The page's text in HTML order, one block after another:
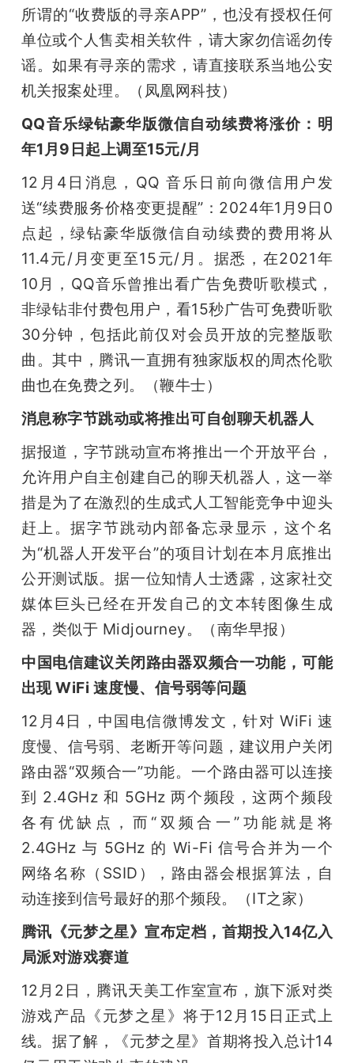
所谓的“收费版的寻亲APP”，也没有授权任何
单位或个人售卖相关软件，请大家勿信谣勿传
谣。如果有寻亲的需求，请直接联系当地公安
机关报案处理。（凤凰网科技）
QQ音乐绿钻豪华版微信自动续费将涨价：明
年1月9日起上调至15元/月
12月4日消息，QQ 音乐日前向微信用户发
送“续费服务价格变更提醒”：2024年1月9日0
点起，绿钻豪华版微信自动续费的费用将从
11.4元/月变更至15元/月。据悉，在2021年
10月，QQ音乐曾推出看广告免费听歌模式，
非绿钻非付费包用户，看15秒广告可免费听歌
30分钟，包括此前仅对会员开放的完整版歌
曲。其中，腾讯一直拥有独家版权的周杰伦歌
曲也在免费之列。（鞭牛士）
消息称字节跳动或将推出可自创聊天机器人
据报道，字节跳动宣布将推出一个开放平台，
允许用户自主创建自己的聊天机器人，这一举
措是为了在激烈的生成式人工智能竞争中迎头
赶上。据字节跳动内部备忘录显示，这个名
为“机器人开发平台”的项目计划在本月底推出
公开测试版。据一位知情人士透露，这家社交
媒体巨头已经在开发自己的文本转图像生成
器，类似于 Midjourney。（南华早报）
中国电信建议关闭路由器双频合一功能，可能
出现 WiFi 速度慢、信号弱等问题
12月4日，中国电信微博发文，针对 WiFi 速
度慢、信号弱、老断开等问题，建议用户关闭
路由器“双频合一”功能。一个路由器可以连接
到 2.4GHz 和 5GHz 两个频段，这两个频段
各有优缺点，而“双频合一”功能就是将
2.4GHz 与 5GHz 的 Wi-Fi 信号合并为一个
网络名称（SSID），路由器会根据算法，自
动连接到信号最好的那个频段。（IT之家）
腾讯《元梦之星》宣布定档，首期投入14亿入
局派对游戏赛道
12月2日，腾讯天美工作室宣布，旗下派对类
游戏产品《元梦之星》将于12月15日正式上
线。据了解，《元梦之星》首期将投入总计14